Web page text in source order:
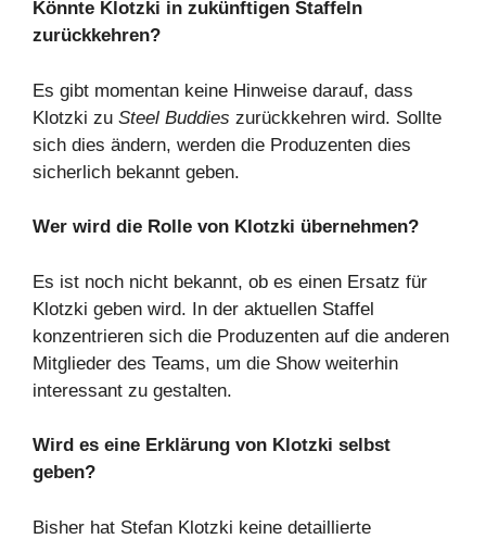
Könnte Klotzki in zukünftigen Staffeln
zurückkehren?
Es gibt momentan keine Hinweise darauf, dass
Klotzki zu Steel Buddies zurückkehren wird. Sollte
sich dies ändern, werden die Produzenten dies
sicherlich bekannt geben.
Wer wird die Rolle von Klotzki übernehmen?
Es ist noch nicht bekannt, ob es einen Ersatz für
Klotzki geben wird. In der aktuellen Staffel
konzentrieren sich die Produzenten auf die anderen
Mitglieder des Teams, um die Show weiterhin
interessant zu gestalten.
Wird es eine Erklärung von Klotzki selbst
geben?
Bisher hat Stefan Klotzki keine detaillierte